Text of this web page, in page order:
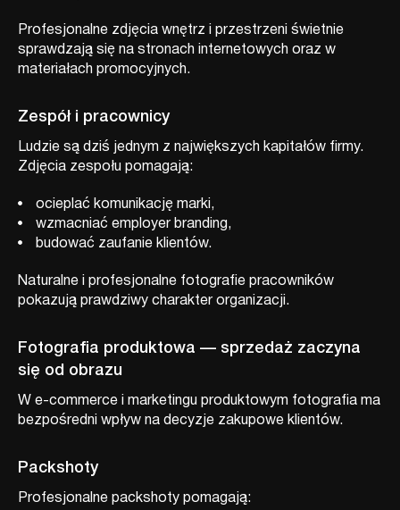
Profesjonalne zdjęcia wnętrz i przestrzeni świetnie
sprawdzają się na stronach internetowych oraz w
materiałach promocyjnych.
Zespół i pracownicy
Ludzie są dziś jednym z największych kapitałów firmy.
Zdjęcia zespołu pomagają:
ocieplać komunikację marki,
wzmacniać employer branding,
budować zaufanie klientów.
Naturalne i profesjonalne fotografie pracowników
pokazują prawdziwy charakter organizacji.
Fotografia produktowa — sprzedaż zaczyna
się od obrazu
W e-commerce i marketingu produktowym fotografia ma
bezpośredni wpływ na decyzje zakupowe klientów.
Packshoty
Profesjonalne packshoty pomagają: